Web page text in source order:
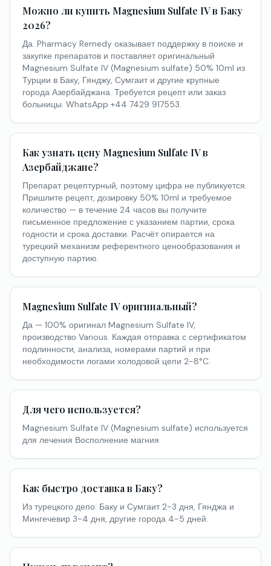
Можно ли купить Magnesium Sulfate IV в Баку
2026?
Да. Pharmacy Remedy оказывает поддержку в поиске и
закупке препаратов и поставляет оригинальный
Magnesium Sulfate IV (Magnesium sulfate) 50% 10ml из
Турции в Баку, Гянджу, Сумгаит и другие крупные
города Азербайджана. Требуется рецепт или заказ
больницы. WhatsApp +44 7429 917553.
Как узнать цену Magnesium Sulfate IV в
Азербайджане?
Препарат рецептурный, поэтому цифра не публикуется.
Пришлите рецепт, дозировку 50% 10ml и требуемое
количество — в течение 24 часов вы получите
письменное предложение с указанием партии, срока
годности и срока доставки. Расчёт опирается на
турецкий механизм референтного ценообразования и
доступную партию.
Magnesium Sulfate IV оригинальный?
Да — 100% оригинал Magnesium Sulfate IV,
производство Various. Каждая отправка с сертификатом
подлинности, анализа, номерами партий и при
необходимости логами холодовой цепи 2-8°C.
Для чего используется?
Magnesium Sulfate IV (Magnesium sulfate) используется
для лечения Восполнение магния.
Как быстро доставка в Баку?
Из турецкого депо: Баку и Сумгаит 2-3 дня, Гянджа и
Мингечевир 3-4 дня, другие города 4-5 дней.